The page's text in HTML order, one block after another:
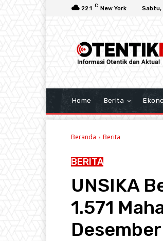
22.1 C New York Sabtu,
Home Berita
Beranda Berita
BERITA
UNSIKA
1.571